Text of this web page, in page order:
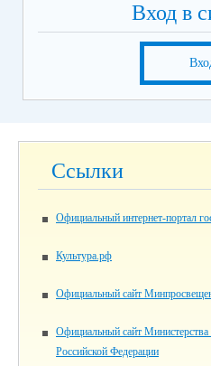
Вход в
Ссылки
Официальный интернет-портал
Культура.рф
Официальный сайт
Официальный сайт
Российской Федерации